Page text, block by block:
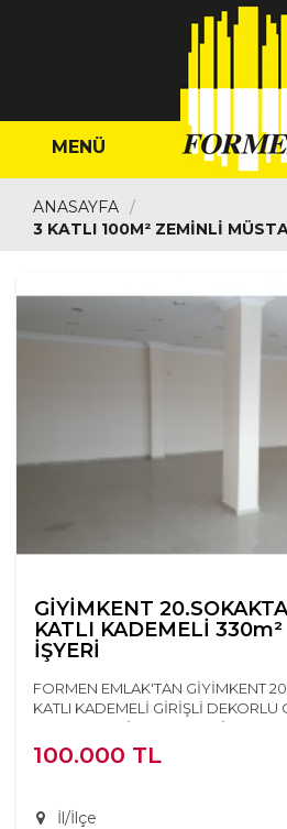
MENÜ
ANASAYFA
3 KATLI 100M² ZEMINLI
GİYİMKENT
KATLI KADEMELİ
İŞYERİ
FORMEN EMLAK'TAN GİYİMKENT
KATLI KADEMELİ GİRİŞLİ
KONUMDA ÇİFT TUVALETLİ ZEM...
100.000 TL
İl/İlçe